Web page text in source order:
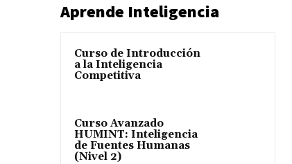
Aprende Inteligencia
Curso de Introducción
a la Inteligencia
Competitiva
Curso Avanzado
HUMINT: Inteligencia
de Fuentes Humanas
(Nivel 2)